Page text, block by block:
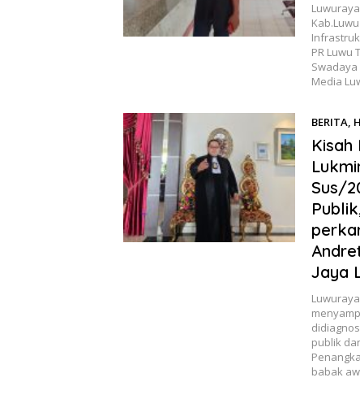
PR Luwu
Media
BERITA,
22, 2024
Sus/
Jaya
publik
babak